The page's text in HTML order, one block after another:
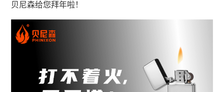
贝尼森给您拜年啦！